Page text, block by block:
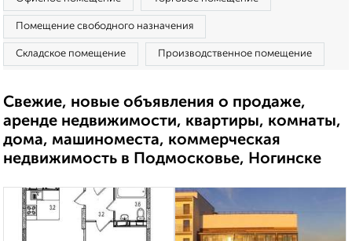
Помещение свободного назначения
Складское помещение Производственное помещение
Свежие, новые объявления о продаже,
аренде недвижимости, квартиры, комнаты,
дома, машиноместа, коммерческая
недвижимость в Подмосковье, Ногинске